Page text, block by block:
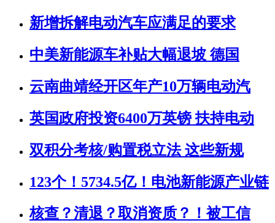
新增拆解电动汽车应满足的要求
中美新能源车补贴大幅退坡 德国
云南曲靖经开区年产10万辆电动汽
英国政府投资6400万英镑 扶持电动
双积分考核/购置税立法 这些新规
123个！5734.5亿！电池新能源产业链
核查？清退？取消资质？！被工信